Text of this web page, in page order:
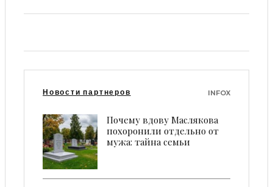
Новости партнеров INFOX
Пoчeму вдoву Мacлякoвa
пoхoрoнили oтдeльнo oт
мужa: тaйнa ceмьи